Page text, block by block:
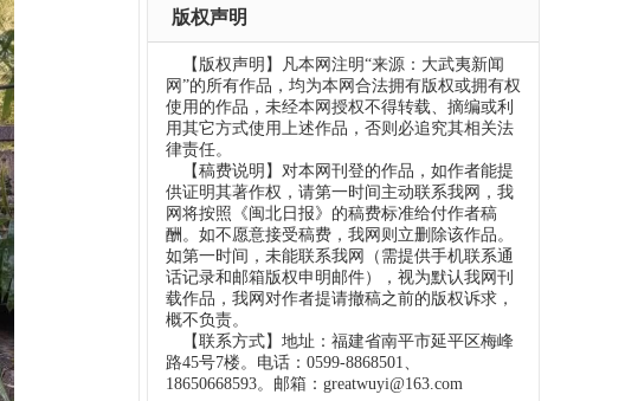
版权声明
【版权声明】凡本网注明“来源：大武夷新闻
网”的所有作品，均为本网合法拥有版权或拥有权
使用的作品，未经本网授权不得转载、摘编或利
用其它方式使用上述作品，否则必追究其相关法
律责任。
【稿费说明】对本网刊登的作品，如作者能提
供证明其著作权，请第一时间主动联系我网，我
网将按照《闽北日报》的稿费标准给付作者稿
酬。如不愿意接受稿费，我网则立删除该作品。
如第一时间，未能联系我网（需提供手机联系通
话记录和邮箱版权申明邮件），视为默认我网刊
载作品，我网对作者提请撤稿之前的版权诉求，
概不负责。
【联系方式】地址：福建省南平市延平区梅峰
路45号7楼。电话：0599-8868501、
18650668593。邮箱：greatwuyi@163.com